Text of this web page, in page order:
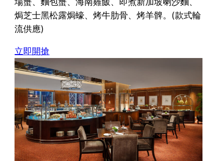
焗芝士黑松露焗蠔、烤牛肋骨、烤羊髀。(款式輪
流供應)
立即開搶